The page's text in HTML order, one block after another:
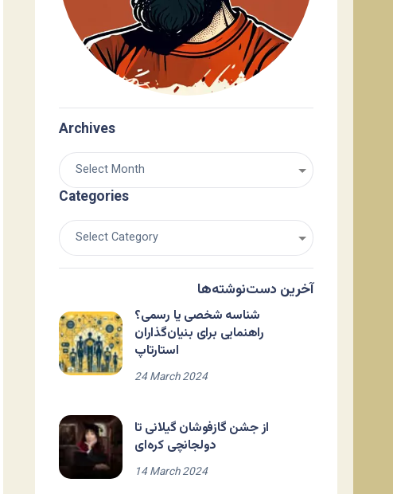
Archives
Categories
آخرین دست‌نوشته‌ها
شناسه شخصی یا رسمی؟
راهنمایی برای بنیان‌گذاران
استارتاپ
24 March 2024
از جشن گازفوشان گیلانی تا
دولجانچی کره‌ای
14 March 2024